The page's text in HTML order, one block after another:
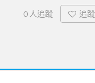
0 人追蹤 追蹤